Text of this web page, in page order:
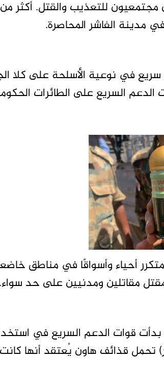
مدينة الفاشر المحاصرة.
سريع في نوعية الأسلحة على كلا
السريع على الطائرات
أحياء وأسواقًا في مناطق
مقاتلين ومدنيين على حد سواء.
قوات الدعم السريع في
تحمل قذائف هاون يُعتقد أنها